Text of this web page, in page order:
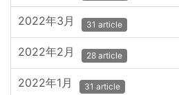
2022年3月 31 article
2022年2月 28 article
2022年1月 31 article